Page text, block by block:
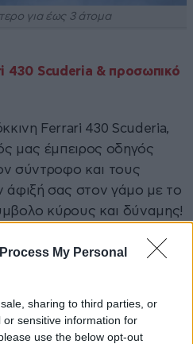
My Personal
sharing to third parties, or
sensitive information for
use the below opt-out
για έως 3 άτομα
430 Scuderia & προσωπικό
Ferrari 430 Scuderia,
μας έμπειρος οδηγός
σύντροφο και τους
άφιξή σας στον γάμο με το
κύρους και δύναμης!